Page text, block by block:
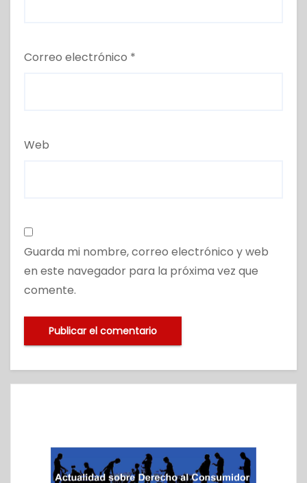
Correo electrónico *
Web
Guarda mi nombre, correo electrónico y web
en este navegador para la próxima vez que
comente.